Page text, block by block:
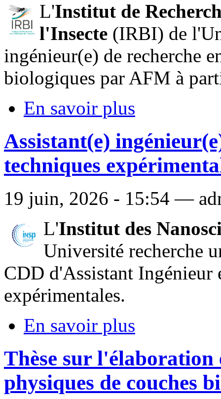
L'Institut de
l'Insecte (IRBI) de
ingénieur(e) de recherche
biologiques par AFM à
En savoir plus
Assistant(e)
techniques
19 juin, 2026 - 15:54 —
L'Institut des
Université recherche
CDD d'Assistant Ingénieur
expérimentales.
En savoir plus
Thèse sur l'élaboration
physiques de couches